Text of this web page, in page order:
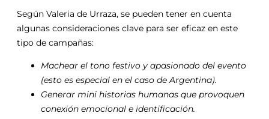
Según Valeria de Urraza, se pueden tener en cuenta
algunas consideraciones clave para ser eficaz en este
tipo de campañas:
Machear el tono festivo y apasionado del evento
(esto es especial en el caso de Argentina).
Generar mini historias humanas que provoquen
conexión emocional e identificación.